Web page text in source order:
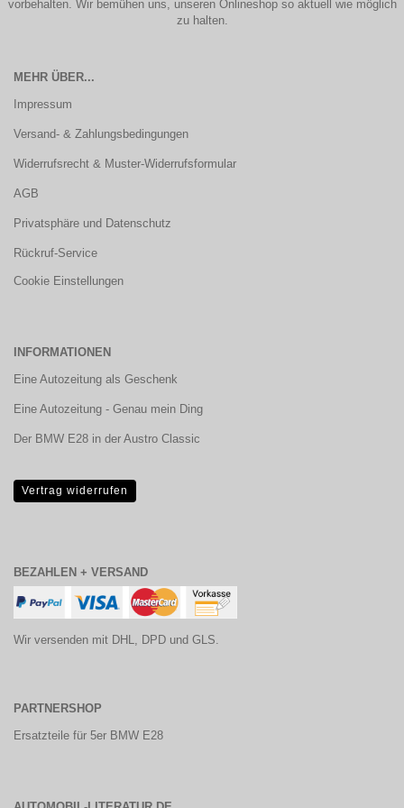
vorbehalten. Wir bemühen uns, unseren Onlineshop so aktuell wie möglich
zu halten.
MEHR ÜBER...
Impressum
Versand- & Zahlungsbedingungen
Widerrufsrecht & Muster-Widerrufsformular
AGB
Privatsphäre und Datenschutz
Rückruf-Service
Cookie Einstellungen
INFORMATIONEN
Eine Autozeitung als Geschenk
Eine Autozeitung - Genau mein Ding
Der BMW E28 in der Austro Classic
Vertrag widerrufen
BEZAHLEN + VERSAND
Wir versenden mit DHL, DPD und GLS.
PARTNERSHOP
Ersatzteile für 5er BMW E28